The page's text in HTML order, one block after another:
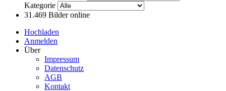
Kategorie
31.469 Bilder online
Hochladen
Anmelden
Über
Impressum
Datenschutz
AGB
Kontakt